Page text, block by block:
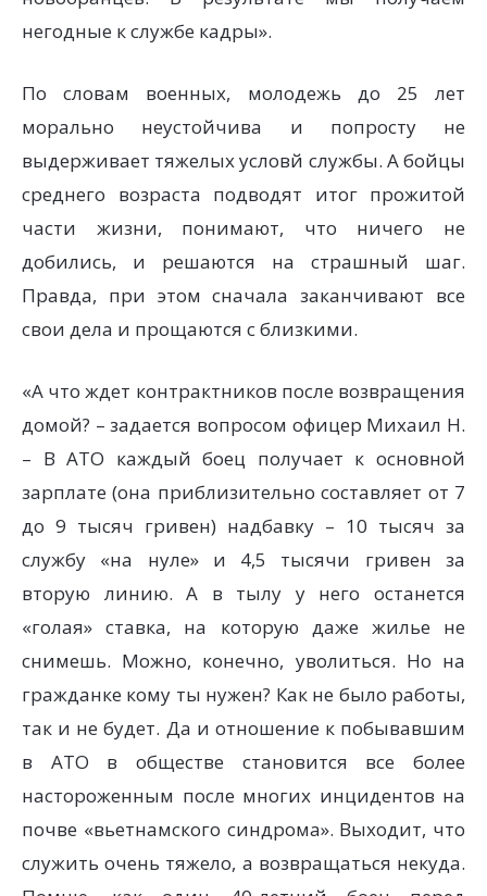
негодные к службе кадры».
По словам военных, молодежь до 25 лет
морально неустойчива и попросту не
выдерживает тяжелых условй службы. А бойцы
среднего возраста подводят итог прожитой
части жизни, понимают, что ничего не
добились, и решаются на страшный шаг.
Правда, при этом сначала заканчивают все
свои дела и прощаются с близкими.
«А что ждет контрактников после возвращения
домой? – задается вопросом офицер Михаил Н.
– В АТО каждый боец получает к основной
зарплате (она приблизительно составляет от 7
до 9 тысяч гривен) надбавку – 10 тысяч за
службу «на нуле» и 4,5 тысячи гривен за
вторую линию. А в тылу у него останется
«голая» ставка, на которую даже жилье не
снимешь. Можно, конечно, уволиться. Но на
гражданке кому ты нужен? Как не было работы,
так и не будет. Да и отношение к побывавшим
в АТО в обществе становится все более
настороженным после многих инцидентов на
почве «вьетнамского синдрома». Выходит, что
служить очень тяжело, а возвращаться некуда.